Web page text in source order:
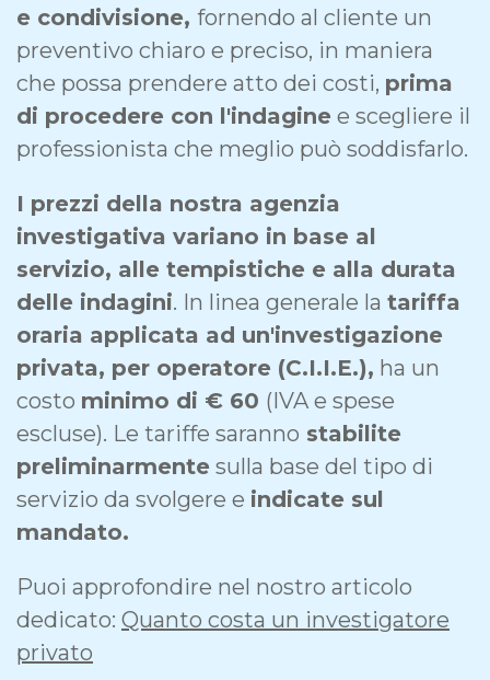
e condivisione, fornendo al cliente un
preventivo chiaro e preciso, in maniera
che possa prendere atto dei costi, prima
di procedere con l'indagine e scegliere il
professionista che meglio può soddisfarlo.
I prezzi della nostra agenzia
investigativa variano in base al
servizio, alle tempistiche e alla durata
delle indagini. In linea generale la tariffa
oraria applicata ad un'investigazione
privata, per operatore (C.I.I.E.), ha un
costo minimo di € 60 (IVA e spese
escluse). Le tariffe saranno stabilite
preliminarmente sulla base del tipo di
servizio da svolgere e indicate sul
mandato.
Puoi approfondire nel nostro articolo
dedicato: Quanto costa un investigatore
privato